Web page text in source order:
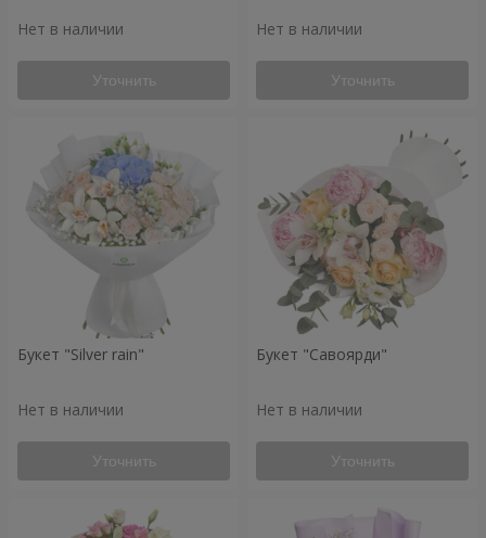
Нет в наличии
Уточнить
Нет в наличии
Уточнить
Букет "Silver rain"
Нет в наличии
Уточнить
Букет "Савоярди"
Нет в наличии
Уточнить